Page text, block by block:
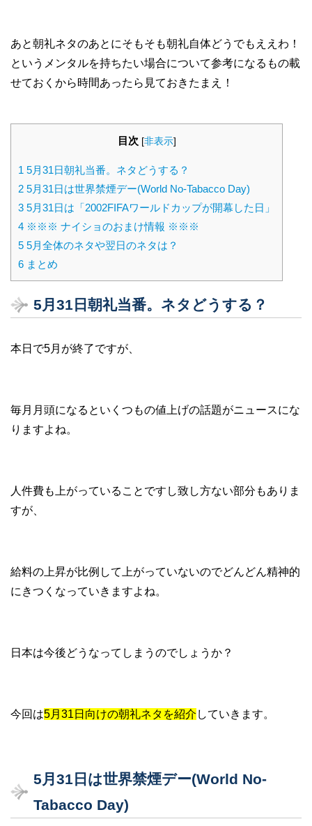
あと朝礼ネタのあとにそもそも朝礼自体どうでもええわ！
というメンタルを持ちたい場合について参考になるもの載
せておくから時間あったら見ておきたまえ！
目次 [非表示]
1 5月31日朝礼当番。ネタどうする？
2 5月31日は世界禁煙デー(World No-Tabacco Day)
3 5月31日は「2002FIFAワールドカップが開幕した日」
4 ※※※ ナイショのおまけ情報 ※※※
5 5月全体のネタや翌日のネタは？
6 まとめ
5月31日朝礼当番。ネタどうする？
本日で5月が終了ですが、
毎月月頭になるといくつもの値上げの話題がニュースにな
りますよね。
人件費も上がっていることですし致し方ない部分もありま
すが、
給料の上昇が比例して上がっていないのでどんどん精神的
にきつくなっていきますよね。
日本は今後どうなってしまうのでしょうか？
今回は5月31日向けの朝礼ネタを紹介 していきます。
5月31日は世界禁煙デー(World No-
Tabacco Day)